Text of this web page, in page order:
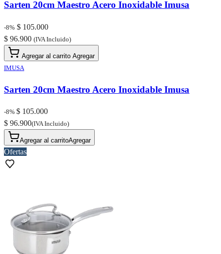
Sarten 20cm Maestro Acero Inoxidable Imusa
-8% $ 105.000
$ 96.900 (IVA Incluido)
Agregar al carrito Agregar
IMUSA
Sarten 20cm Maestro Acero Inoxidable Imusa
-8% $ 105.000
$ 96.900(IVA Incluido)
Agregar al carritoAgregar
Ofertas